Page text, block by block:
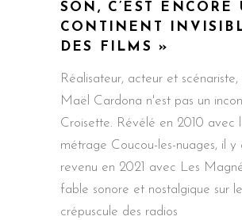
SON, C’EST ENCORE
CONTINENT
DES FILMS »
Réalisateur, acteur et
Maël Cardona n'est pas un
Croisette. Révélé en 2010 avec
métrage Coucou-les-nuages, il y
revenu en 2021 avec Les
fable sonore et nostalgique sur le
crépuscule des radios